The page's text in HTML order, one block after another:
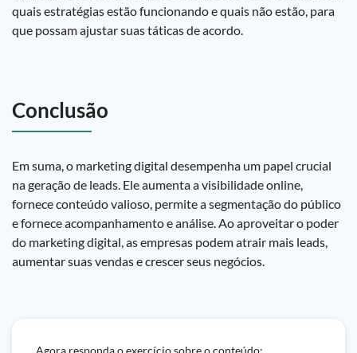
quais estratégias estão funcionando e quais não estão, para
que possam ajustar suas táticas de acordo.
Conclusão
Em suma, o marketing digital desempenha um papel crucial
na geração de leads. Ele aumenta a visibilidade online,
fornece conteúdo valioso, permite a segmentação do público
e fornece acompanhamento e análise. Ao aproveitar o poder
do marketing digital, as empresas podem atrair mais leads,
aumentar suas vendas e crescer seus negócios.
Agora responda o exercício sobre o conteúdo: